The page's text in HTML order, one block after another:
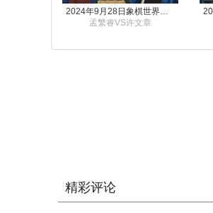
2024年9月28日象棋世界栏目，刘君、蒋川讲解了第九届杨官璘杯象棋公开赛孟繁睿与许文章的对局
孟繁睿VS许文章
精彩评论